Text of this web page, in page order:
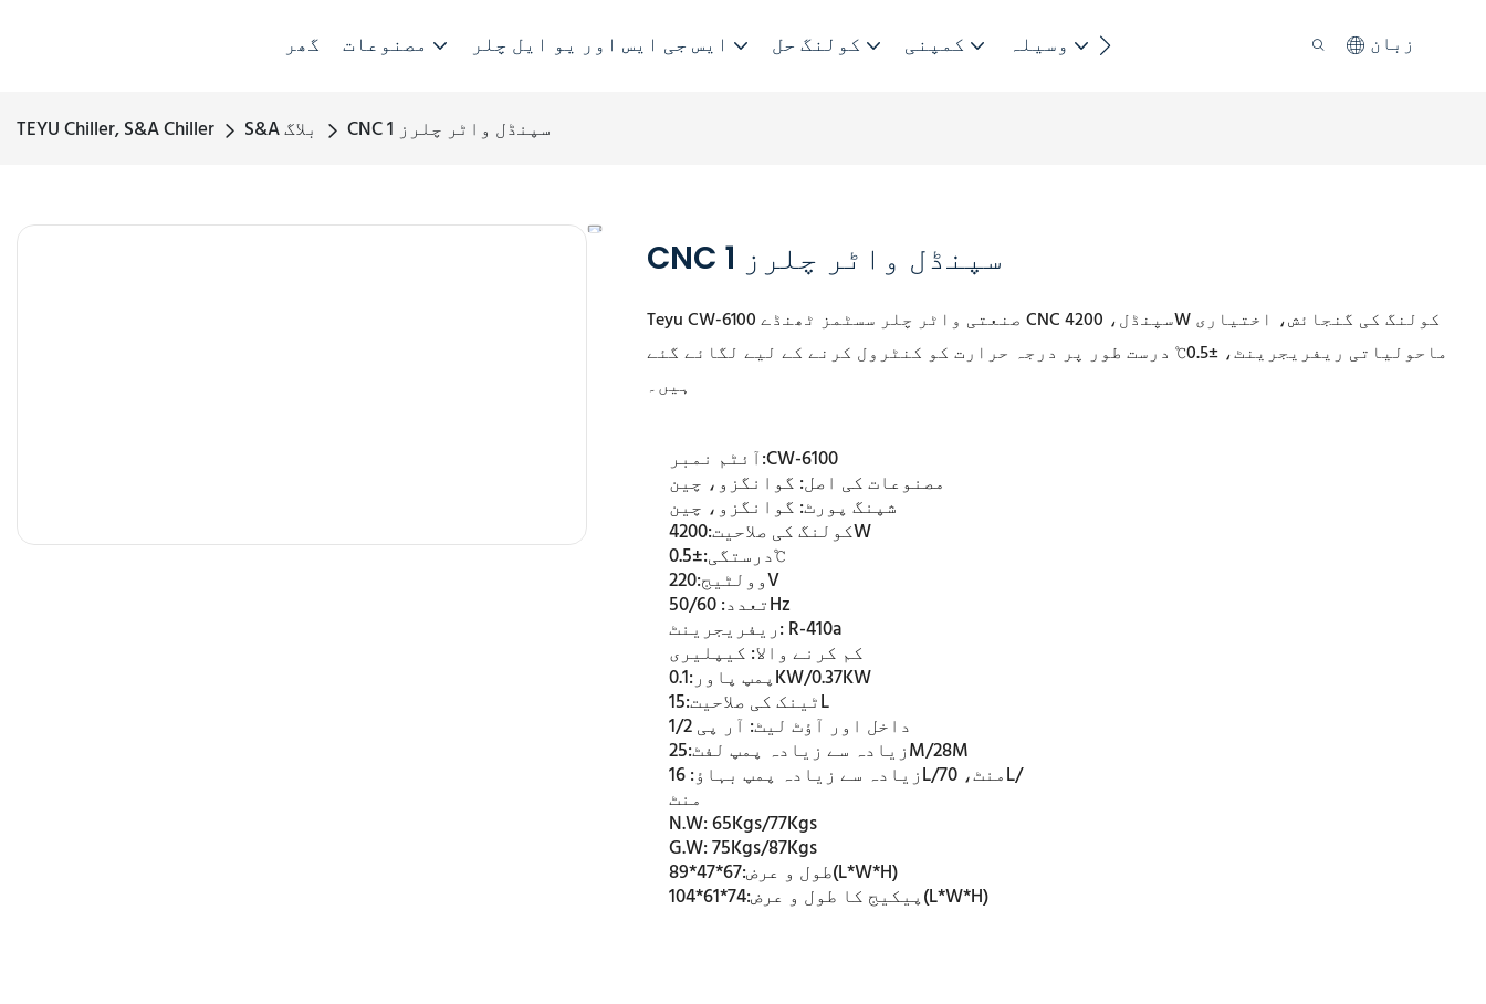
گھر مصنوعات ایس جی ایس اور یو ایل چلر کولنگ حل کمپنی وسیلہ زبان
TEYU Chiller, S&A Chiller S&A بلاگ CNC سپنڈل واٹر چلرز 1
CNC سپنڈل واٹر چلرز 1
Teyu CW-6100 صنعتی واٹر چلر سسٹمز ٹھنڈے
CNC سپنڈل، 4200W کولنگ کی گنجائش، اختیاری
ماحولیاتی ریفریجرینٹ، ±0.5℃ درست طور پر درجہ حرارت کو کنٹرول کرنے کے لیے لگائے گئے
ہیں۔
آئٹم نمبر:CW-6100
مصنوعات کی اصل: گوانگزو، چین
شپنگ پورٹ: گوانگزو، چین
کولنگ کی صلاحیت:4200W
درستگی:±0.5℃
وولٹیج:220V
تعدد:50/60Hz
ریفریجرینٹ:R-410a
کم کرنے والا: کیپلیری
پمپ پاور:0.1KW/0.37KW
ٹینک کی صلاحیت:15L
داخل اور آؤٹ لیٹ: آر پی 1/2
زیادہ سے زیادہ پمپ لفٹ:25M/28M
زیادہ سے زیادہ پمپ بہاؤ:16L/منٹ، 70L/
منٹ
N.W:65Kgs/77Kgs
G.W:75Kgs/87Kgs
طول و عرض:67*47*89(L*W*H)
پیکیج کا طول و عرض:74*61*104(L*W*H)